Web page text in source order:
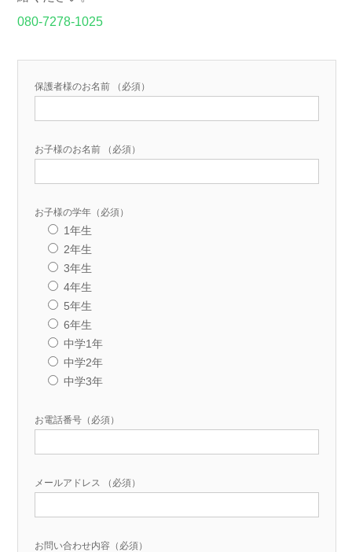
080-7278-1025
保護者様のお名前 （必須）
お子様のお名前 （必須）
お子様の学年（必須）
1年生
2年生
3年生
4年生
5年生
6年生
中学1年
中学2年
中学3年
お電話番号（必須）
メールアドレス （必須）
お問い合わせ内容（必須）